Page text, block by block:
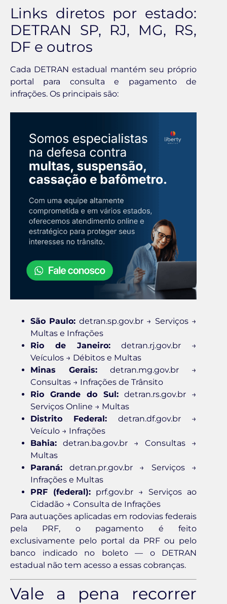
Links diretos por estado:
DETRAN SP, RJ, MG, RS,
DF e outros
Cada DETRAN estadual mantém seu próprio
portal para consulta e pagamento de
infrações. Os principais são:
São Paulo: detran.sp.gov.br → Serviços →
Multas e Infrações
Rio de Janeiro: detran.rj.gov.br →
Veículos → Débitos e Multas
Minas Gerais: detran.mg.gov.br →
Consultas → Infrações de Trânsito
Rio Grande do Sul: detran.rs.gov.br →
Serviços Online → Multas
Distrito Federal: detran.df.gov.br →
Veículo → Infrações
Bahia: detran.ba.gov.br → Consultas →
Multas
Paraná: detran.pr.gov.br → Serviços →
Infrações e Multas
PRF (federal): prf.gov.br → Serviços ao
Cidadão → Consulta de Infrações
Para autuações aplicadas em rodovias federais
pela PRF, o pagamento é feito
exclusivamente pelo portal da PRF ou pelo
banco indicado no boleto — o DETRAN
estadual não tem acesso a essas cobranças.
Vale a pena recorrer